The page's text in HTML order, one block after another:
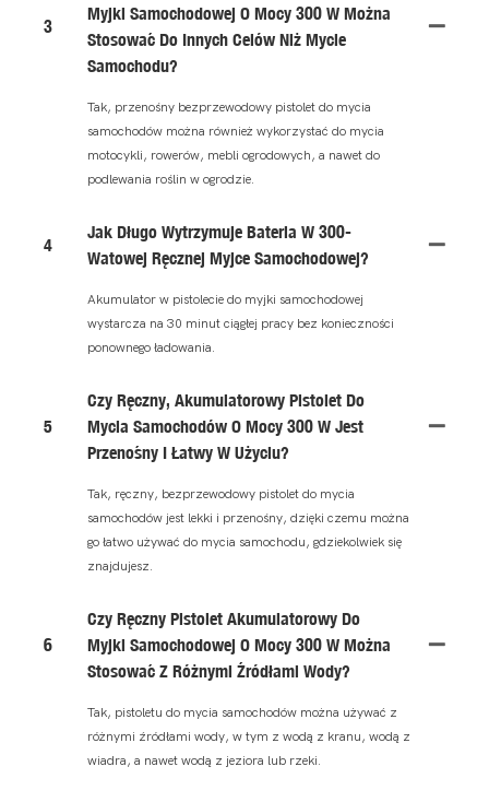
3
Myjki Samochodowej O Mocy 300 W Można
Stosować Do Innych Celów Niż Mycie
Samochodu?
Tak, przenośny bezprzewodowy pistolet do mycia
samochodów można również wykorzystać do mycia
motocykli, rowerów, mebli ogrodowych, a nawet do
podlewania roślin w ogrodzie.
4
Jak Długo Wytrzymuje Bateria W 300-
Watowej Ręcznej Myjce Samochodowej?
Akumulator w pistolecie do myjki samochodowej
wystarcza na 30 minut ciągłej pracy bez konieczności
ponownego ładowania.
5
Czy Ręczny, Akumulatorowy Pistolet Do
Mycia Samochodów O Mocy 300 W Jest
Przenośny I Łatwy W Użyciu?
Tak, ręczny, bezprzewodowy pistolet do mycia
samochodów jest lekki i przenośny, dzięki czemu można
go łatwo używać do mycia samochodu, gdziekolwiek się
znajdujesz.
6
Czy Ręczny Pistolet Akumulatorowy Do
Myjki Samochodowej O Mocy 300 W Można
Stosować Z Różnymi Źródłami Wody?
Tak, pistoletu do mycia samochodów można używać z
różnymi źródłami wody, w tym z wodą z kranu, wodą z
wiadra, a nawet wodą z jeziora lub rzeki.